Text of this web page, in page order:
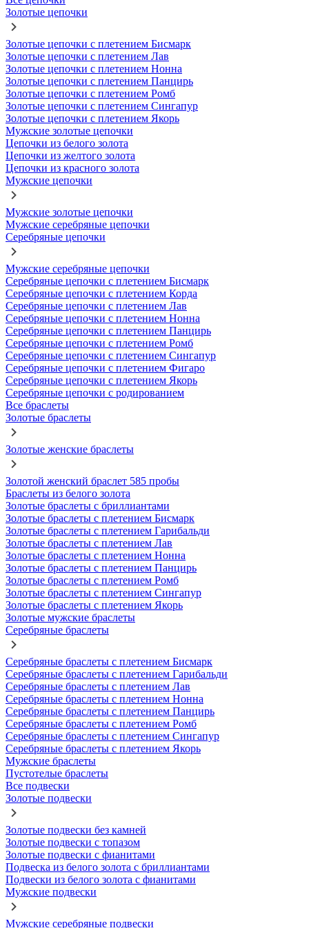
Золотые цепочки
Золотые цепочки с плетением Бисмарк
Золотые цепочки с плетением Лав
Золотые цепочки с плетением Нонна
Золотые цепочки с плетением Панцирь
Золотые цепочки с плетением Ромб
Золотые цепочки с плетением Сингапур
Золотые цепочки с плетением Якорь
Мужские золотые цепочки
Цепочки из белого золота
Цепочки из желтого золота
Цепочки из красного золота
Мужские цепочки
Мужские золотые цепочки
Мужские серебряные цепочки
Серебряные цепочки
Мужские серебряные цепочки
Серебряные цепочки с плетением Бисмарк
Серебряные цепочки с плетением Корда
Серебряные цепочки с плетением Лав
Серебряные цепочки с плетением Нонна
Серебряные цепочки с плетением Панцирь
Серебряные цепочки с плетением Ромб
Серебряные цепочки с плетением Сингапур
Серебряные цепочки с плетением Фигаро
Серебряные цепочки с плетением Якорь
Серебряные цепочки с родированием
Все браслеты
Золотые браслеты
Золотые женские браслеты
Золотой женский браслет 585 пробы
Браслеты из белого золота
Золотые браслеты с бриллиантами
Золотые браслеты с плетением Бисмарк
Золотые браслеты с плетением Гарибальди
Золотые браслеты с плетением Лав
Золотые браслеты с плетением Нонна
Золотые браслеты с плетением Панцирь
Золотые браслеты с плетением Ромб
Золотые браслеты с плетением Сингапур
Золотые браслеты с плетением Якорь
Золотые мужские браслеты
Серебряные браслеты
Серебряные браслеты с плетением Бисмарк
Серебряные браслеты с плетением Гарибальди
Серебряные браслеты с плетением Лав
Серебряные браслеты с плетением Нонна
Серебряные браслеты с плетением Панцирь
Серебряные браслеты с плетением Ромб
Серебряные браслеты с плетением Сингапур
Серебряные браслеты с плетением Якорь
Мужские браслеты
Пустотелые браслеты
Все подвески
Золотые подвески
Золотые подвески без камней
Золотые подвески с топазом
Золотые подвески с фианитами
Подвеска из белого золота с бриллиантами
Подвески из белого золота с фианитами
Мужские подвески
Мужские серебряные подвески